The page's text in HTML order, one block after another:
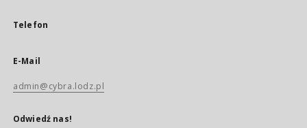
Telefon
E-Mail
admin@cybra.lodz.pl
Odwiedź nas!